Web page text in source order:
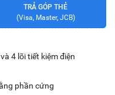
TRẢ GÓP THẺ
(Visa, Master, JCB)
4 lõi tiết kiệm điện
phần cứng